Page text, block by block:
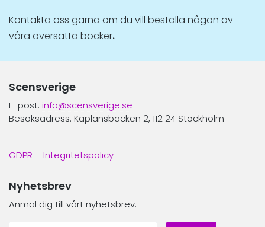
Kontakta oss gärna om du vill beställa någon av
våra översatta böcker.
Scensverige
E-post: info@scensverige.se
Besöksadress: Kaplansbacken 2, 112 24 Stockholm
GDPR – Integritetspolicy
Nyhetsbrev
Anmäl dig till vårt nyhetsbrev.